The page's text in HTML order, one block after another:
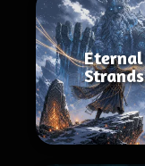
Eternal
Strands